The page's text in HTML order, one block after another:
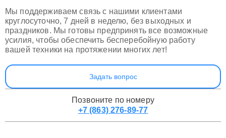
Мы поддерживаем связь с нашими клиентами
круглосуточно, 7 дней в неделю, без выходных и
праздников. Мы готовы предпринять все возможные
усилия, чтобы обеспечить бесперебойную работу
вашей техники на протяжении многих лет!
Задать вопрос
Позвоните по номеру
+7 (863) 276-89-77